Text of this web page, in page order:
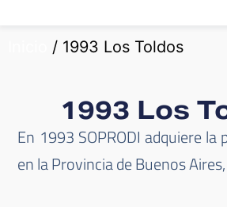
/ 1993 Los Toldos
1993 Los
En 1993 SOPRODI adquiere la
en la Provincia de Buenos